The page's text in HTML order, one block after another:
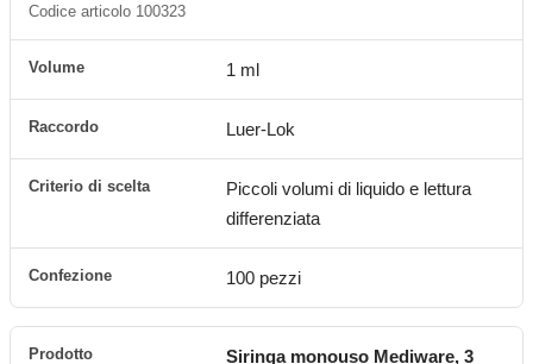
Codice articolo 100323
1 ml
Luer-Lok
Piccoli volumi di liquido e lettura
differenziata
100 pezzi
Siringa monouso Mediware, 3